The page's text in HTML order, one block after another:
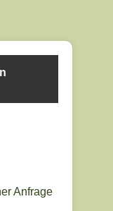
Anfrage